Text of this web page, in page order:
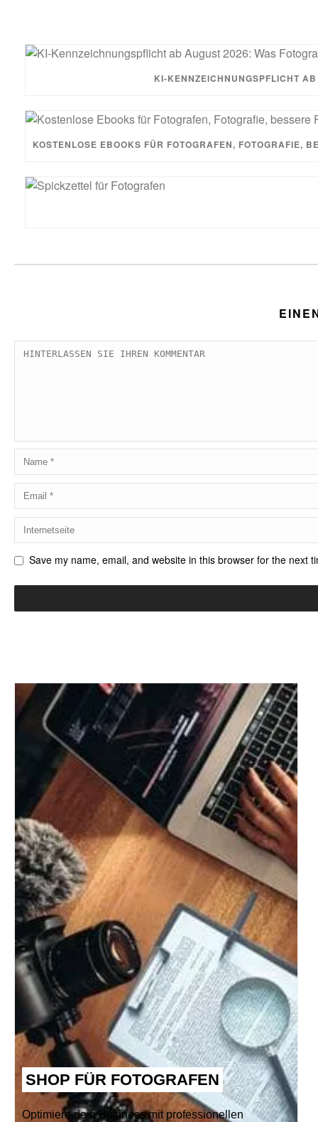
KI-KENNZEICHNUNGSPFLICHT
KOSTENLOSE EBOOKS FÜR FOTOGRAFEN, FOTOGRAFIE,
Save my name, email, and website in this browser for the next
SHOP FÜR FOTOGRAFEN
Optimiere dein Business mit professionellen